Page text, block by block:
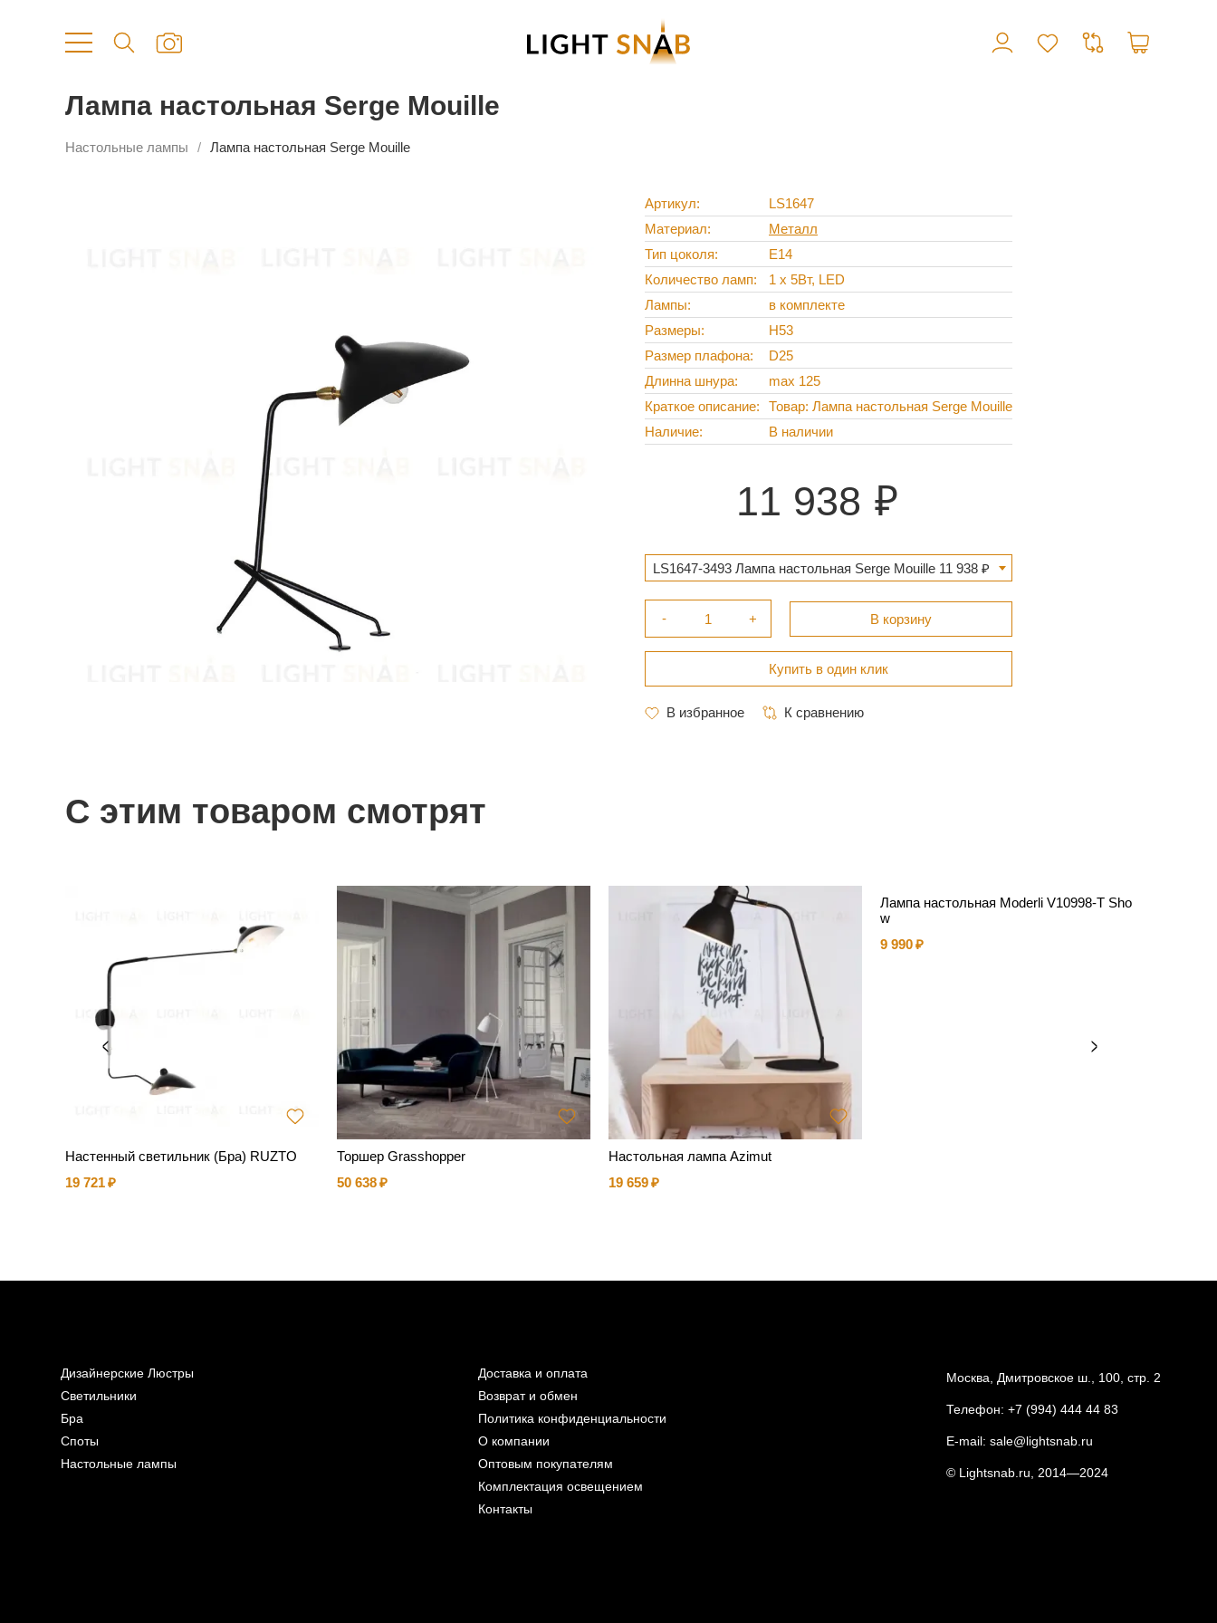
Лампа настольная Serge Mouille
Настольные лампы Лампа настольная Serge Mouille
Артикул
LS1647
Материал
Металл
Тип цоколя
E14
Количество ламп
1 x 5Вт, LED
Лампы
в комплекте
Размеры
H53
Размер плафона
D25
Длинна шнура
max 125
Краткое описание
Товар: Лампа настольная Serge Mouille
Наличие
В наличии
11 938
LS1647-3493 Лампа настольная Serge Mouille 11 938 ₽
С этим товаром смотрят
Настенный светильник (Бра) RUZTO
19 721
Торшер Grasshopper
50 638
Настольная лампа Azimut
19 659
Лампа настольная Moderli V10998-T Sho
w
9 990
Дизайнерские Люстры
Светильники
Бра
Споты
Настольные лампы
Доставка и оплата
Возврат и обмен
Политика конфиденциальности
О компании
Оптовым покупателям
Комплектация освещением
Контакты
Москва, Дмитровское ш., 100, стр. 2
Телефон: +7 (994) 444 44 83
E-mail: sale@lightsnab.ru
© Lightsnab.ru, 2014—2024